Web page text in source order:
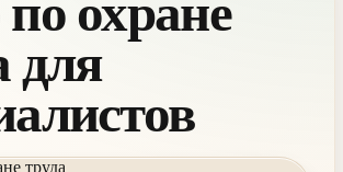
охране
для